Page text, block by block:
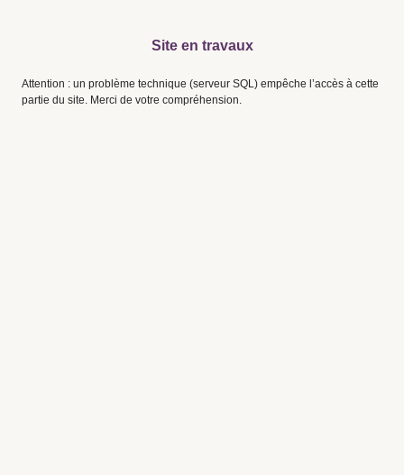
Site en travaux
Attention : un problème technique (serveur SQL) empêche l’accès à cette
partie du site. Merci de votre compréhension.